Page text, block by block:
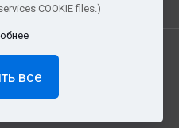
PODBERIMUZYKU.RU
COOKIE files.)
все